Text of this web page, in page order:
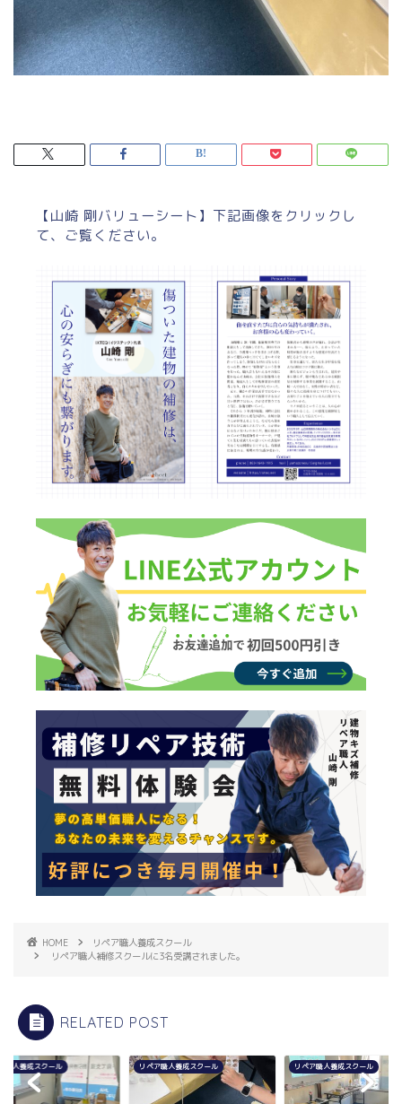
【山崎 剛バリューシート】下記画像をクリックし
て、ご覧ください。
HOME
リペア職人養成スクール
リペア職人補修スクールに3名受講されました。
RELATED POST
リペア職人養成スクール リペア職人養成スクール リペア職人養成スク